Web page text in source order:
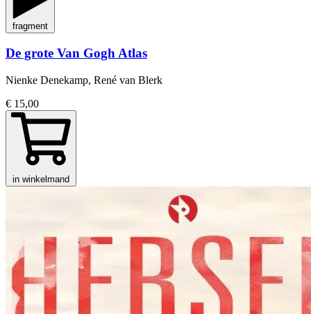
fragment
De grote Van Gogh Atlas
Nienke Denekamp, René van Blerk
€ 15,00
in winkelmand